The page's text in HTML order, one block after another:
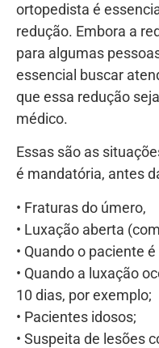
ortopedista é
redução. Embora a
para algumas
essencial buscar
que essa redução
médico.
Essas são as
é mandatória, antes
• Fraturas do úmero,
• Luxação aberta
• Quando o paciente
• Quando a luxação
10 dias, por exemplo;
• Pacientes idosos;
• Suspeita de lesões